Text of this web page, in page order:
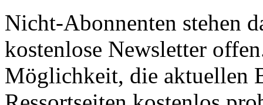
Nicht-Abonnenten stehen
kostenlose Newsletter
Möglichkeit, die aktuellen